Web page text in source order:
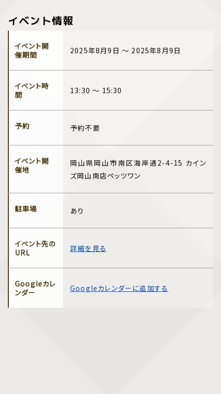
イベント情報
イベント開
催期間
2025年8月9日 ～ 2025年8月9日
イベント時
間
13:30 ～ 15:30
予約 予約不要
イベント開
催地
岡山県岡山市南区海岸通2-4-15 カイン
ズ岡山南店ペッツワン
駐車場 あり
イベント先の
URL
詳細を見る
Googleカレ
ンダー
Googleカレンダーに追加する